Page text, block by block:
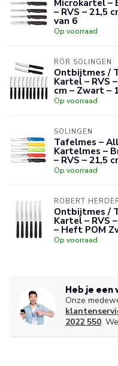
Microkartel –
– RVS – 21,5
van 6
Op voorraad
RÖR SOLINGEN
Ontbijtmes /
Kartel – RVS
cm – Zwart –
Op voorraad
SOLINGEN
Tafelmes –
Kartelmes –
– RVS – 21,5
Op voorraad
ROBERT
Ontbijtmes /
Kartel – RVS
– Heft POM
Op voorraad
Heb je
Onze
2022 550.